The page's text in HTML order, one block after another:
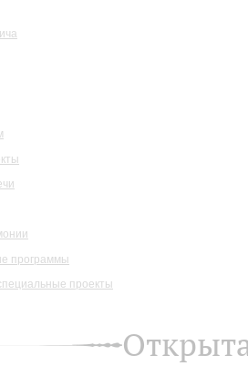
программы
проекты